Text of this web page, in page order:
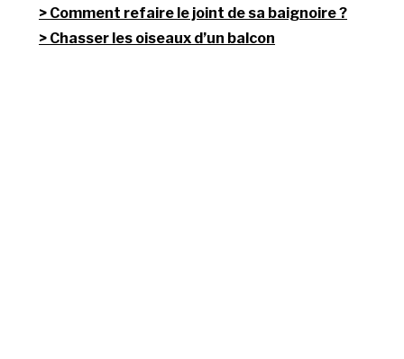
Comment refaire le joint de sa baignoire ?
Chasser les oiseaux d’un balcon